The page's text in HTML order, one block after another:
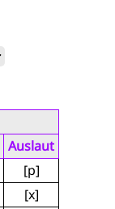
Auslaut
[p]
[x]